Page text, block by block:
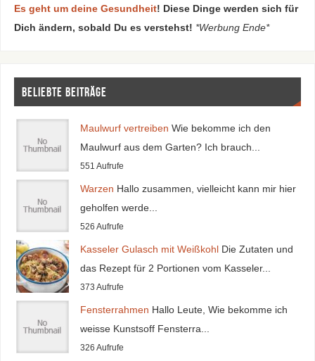
Es geht um deine Gesundheit! Diese Dinge werden sich für
Dich ändern, sobald Du es verstehst! *Werbung Ende*
Beliebte Beiträge
Maulwurf vertreiben Wie bekomme ich den
Maulwurf aus dem Garten? Ich brauch...
551 Aufrufe
Warzen Hallo zusammen, vielleicht kann mir hier
geholfen werde...
526 Aufrufe
Kasseler Gulasch mit Weißkohl Die Zutaten und
das Rezept für 2 Portionen vom Kasseler...
373 Aufrufe
Fensterrahmen Hallo Leute, Wie bekomme ich
weisse Kunstsoff Fensterra...
326 Aufrufe